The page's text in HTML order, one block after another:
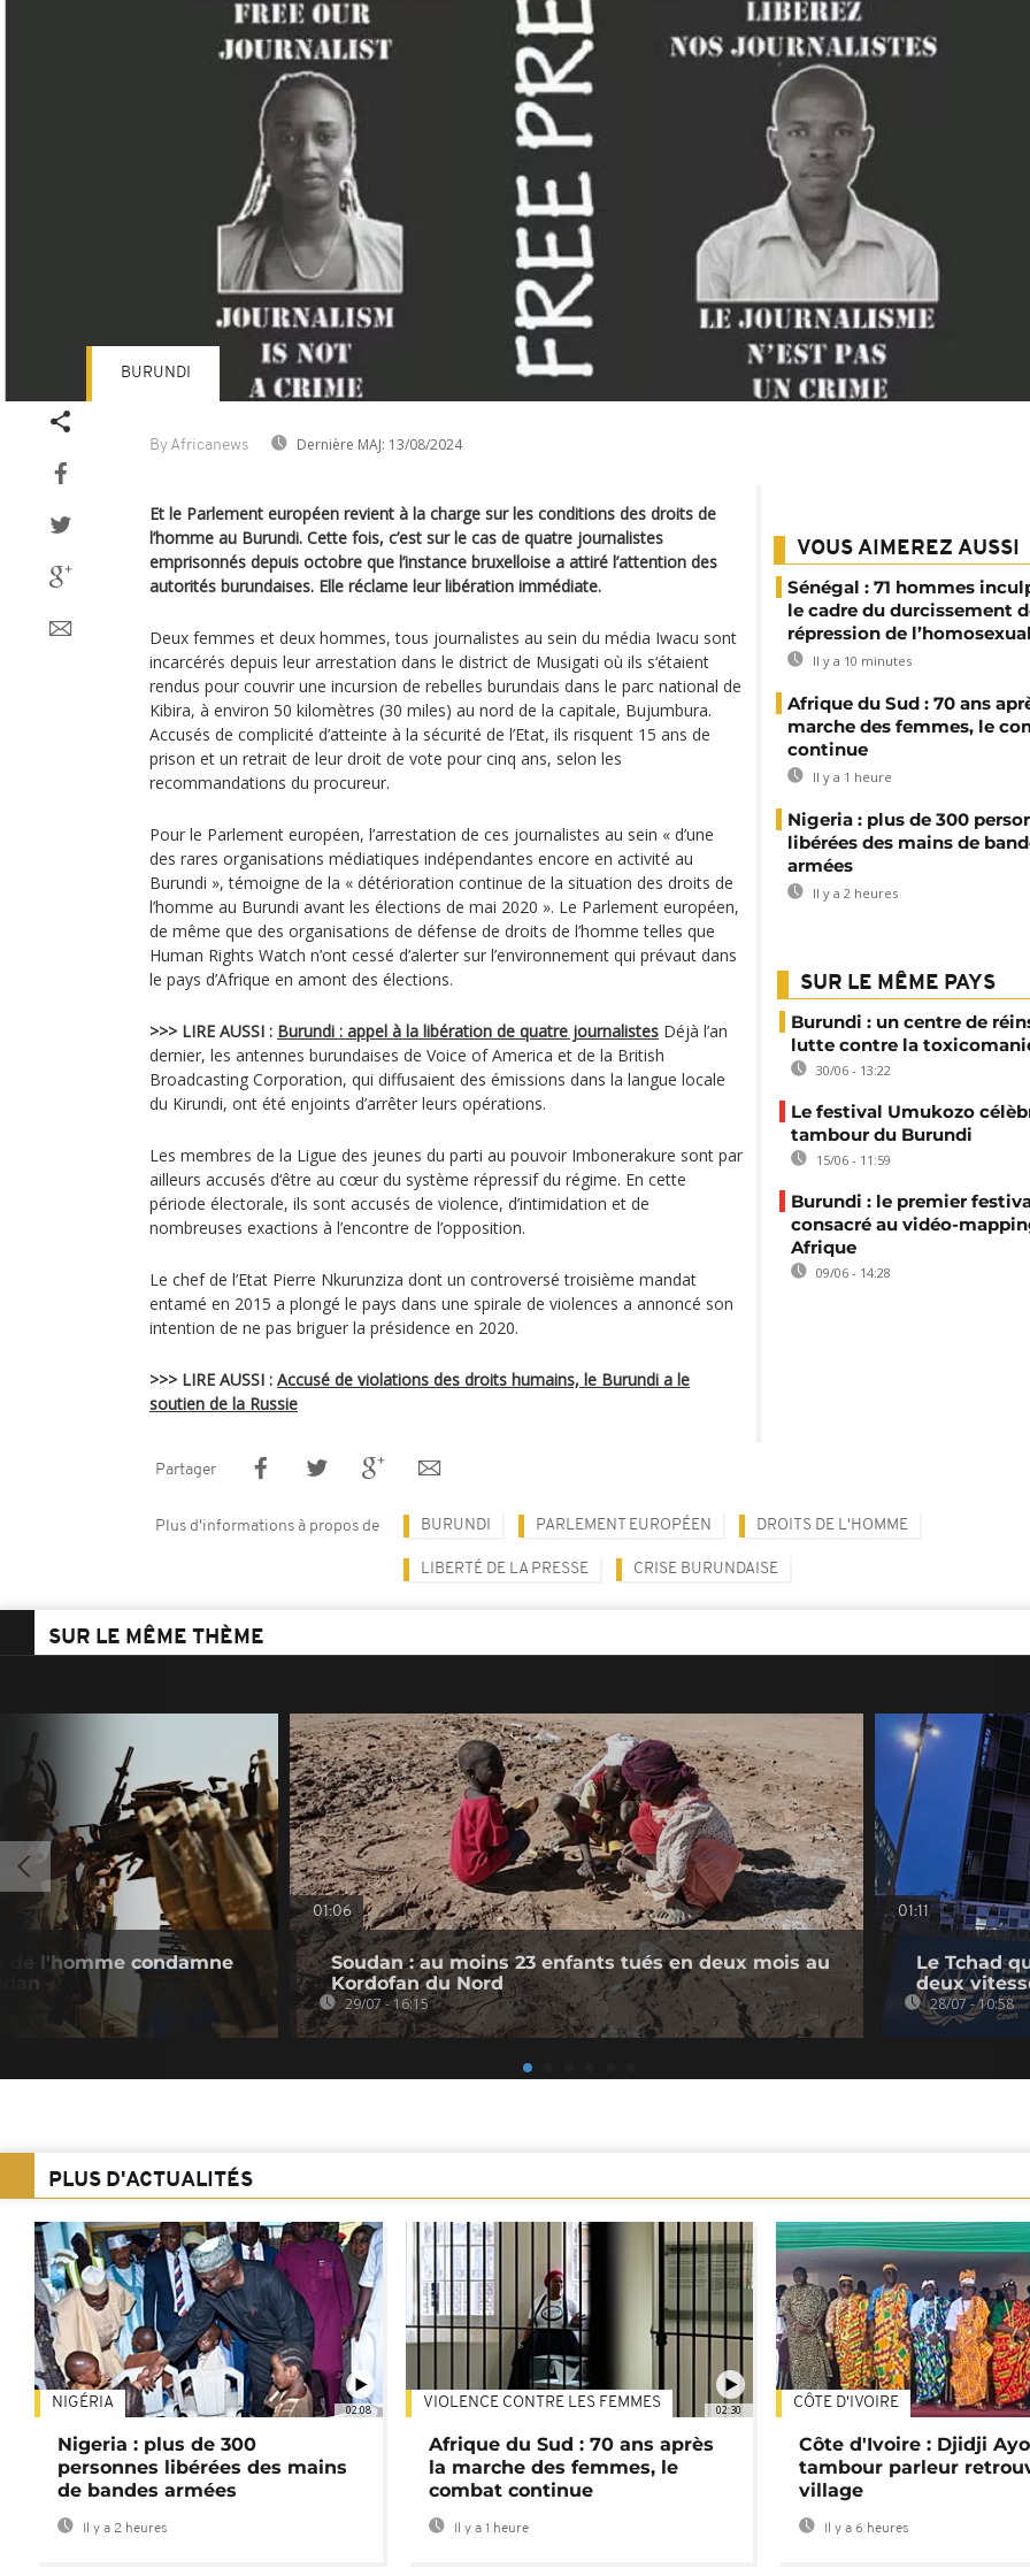
By Africanews Dernière MAJ: 13/08/2024
BURUNDI
Et le Parlement européen revient à la charge sur les conditions des droits de
l’homme au Burundi. Cette fois, c’est sur le cas de quatre journalistes
emprisonnés depuis octobre que l’instance bruxelloise a attiré l’attention des
autorités burundaises. Elle réclame leur libération immédiate.
Deux femmes et deux hommes, tous journalistes au sein du média Iwacu sont
incarcérés depuis leur arrestation dans le district de Musigati où ils s‘étaient
rendus pour couvrir une incursion de rebelles burundais dans le parc national de
Kibira, à environ 50 kilomètres (30 miles) au nord de la capitale, Bujumbura.
Accusés de complicité d’atteinte à la sécurité de l’Etat, ils risquent 15 ans de
prison et un retrait de leur droit de vote pour cinq ans, selon les
recommandations du procureur.
Pour le Parlement européen, l’arrestation de ces journalistes au sein « d’une
des rares organisations médiatiques indépendantes encore en activité au
Burundi », témoigne de la « détérioration continue de la situation des droits de
l’homme au Burundi avant les élections de mai 2020 ». Le Parlement européen,
de même que des organisations de défense de droits de l’homme telles que
Human Rights Watch n’ont cessé d’alerter sur l’environnement qui prévaut dans
le pays d’Afrique en amont des élections.
>>> LIRE AUSSI : Burundi : appel à la libération de quatre journalistes Déjà l’an
dernier, les antennes burundaises de Voice of America et de la British
Broadcasting Corporation, qui diffusaient des émissions dans la langue locale
du Kirundi, ont été enjoints d’arrêter leurs opérations.
Les membres de la Ligue des jeunes du parti au pouvoir Imbonerakure sont par
ailleurs accusés d‘être au cœur du système répressif du régime. En cette
période électorale, ils sont accusés de violence, d’intimidation et de
nombreuses exactions à l’encontre de l’opposition.
Le chef de l’Etat Pierre Nkurunziza dont un controversé troisième mandat
entamé en 2015 a plongé le pays dans une spirale de violences a annoncé son
intention de ne pas briguer la présidence en 2020.
>>> LIRE AUSSI : Accusé de violations des droits humains, le Burundi a le
soutien de la Russie
VOUS AIMEREZ AUSSI
Sénégal : 71 hommes
le cadre du durcissement
répression de
Il y a 10 minutes
Afrique du Sud : 70 ans
marche des femmes, le
continue
Il y a 1 heure
Nigeria : plus de 300
libérées des mains de
armées
Il y a 2 heures
SUR LE MÊME PAYS
Burundi : un centre de
lutte contre la
30/06 - 13:22
Le festival Umukozo
tambour du Burundi
15/06 - 11:59
Burundi : le premier
consacré au vidéo-
Afrique
09/06 - 14:28
Partager
Plus d'informations à propos de BURUNDI PARLEMENT EUROPÉEN DROITS DE L'HOMME
LIBERTÉ DE LA PRESSE CRISE BURUNDAISE
SUR LE MÊME THÈME
de l'homme condamne
01:06
Soudan : au moins 23 enfants tués en deux mois au
Kordofan du Nord
29/07 - 16:15
01:11
Le Tchad
deux
28/07 - 10:58
PLUS D'ACTUALITÉS
02:08
NIGÉRIA
Nigeria : plus de 300
personnes libérées des mains
de bandes armées
Il y a 2 heures
02:30
VIOLENCE CONTRE LES FEMMES
Afrique du Sud : 70 ans après
la marche des femmes, le
combat continue
Il y a 1 heure
CÔTE D'IVOIRE
Côte d'Ivoire : Djidji
tambour parleur
village
Il y a 6 heures